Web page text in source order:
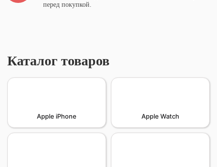
перед покупкой.
Каталог товаров
Apple iPhone Apple Watch